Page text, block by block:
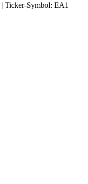
| Ticker-Symbol: EA1